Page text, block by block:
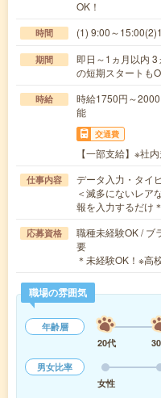
OK！
時間 (1) 9:00～
期間
即日～1ヵ月以内
の短期スタートも
時給
時給1750円～
能
交通費
【一部支給】※社
仕事内容
データ入力・タイ
＜滅多にないレア
報を入力するだけ
応募資格
職種未経験OK / ブ
要
＊未経験OK！※高
職場の雰囲気
年齢層
20代
男女比率
女性